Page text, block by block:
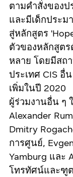
ตามคำสั่งของป
และมีเด็กประ
สู่หลักสูตร
ตัวของหลักสูต
หลาย โดยมีสถ
ประเทศ CIS อื่
เพิ่มในปี 2020
ผู้ร่วมงานอื่น ๆ
Alexander
Dmitry
การศูนย์,
Yamburg และ
โทรทัศน์และฑูต